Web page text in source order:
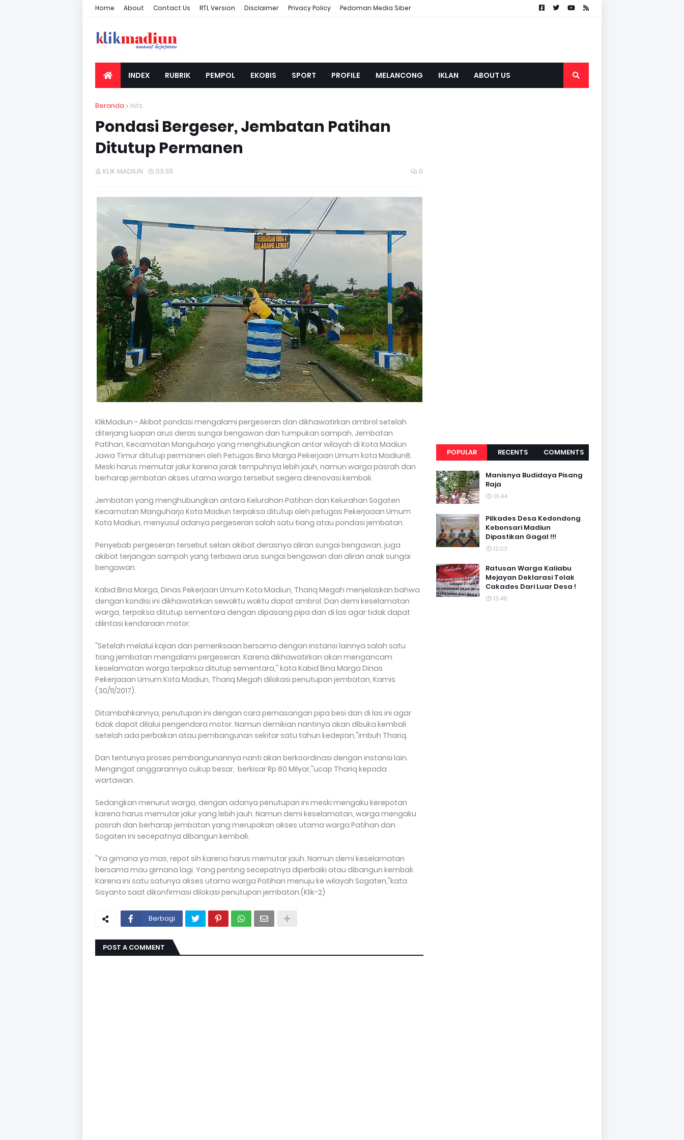
Home About Contact Us RTL Version Disclaimer Privacy Policy Pedoman Media Siber
INDEX RUBRIK PEMPOL EKOBIS SPORT PROFILE MELANCONG IKLAN ABOUT US
Beranda hits
Pondasi Bergeser, Jembatan Patihan
Ditutup Permanen
KLIK MADIUN 03.55 0
KlikMadiun - Akibat pondasi mengalami pergeseran dan dikhawatirkan ambrol setelah
diterjang luapan arus deras sungai bengawan dan tumpukan sampah, Jembatan
Patihan, Kecamatan Manguharjo yang menghubungkan antar wilayah di Kota Madiun
Jawa Timur ditutup permanen oleh Petugas Bina Marga Pekerjaan Umum kota Madiun8.
Meski harus memutar jalur karena jarak tempuhnya lebih jauh, namun warga pasrah dan
berharap jembatan akses utama warga tersebut segera direnovasi kembali.
Jembatan yang menghubungkan antara Kelurahan Patihan dan Kelurahan Sogaten
Kecamatan Manguharjo Kota Madiun terpaksa ditutup oleh petugas Pekerjaaan Umum
Kota Madiun, menyusul adanya pergeseran salah satu tiang atau pondasi jembatan.
Penyebab pergeseran tersebut selain akibat derasnya aliran sungai bengawan, juga
akibat terjangan sampah yang terbawa arus sungai bengawan dari aliran anak sungai
bengawan.
Kabid Bina Marga, Dinas Pekerjaan Umum Kota Madiun, Thariq Megah menjelaskan bahwa
dengan kondisi ini dikhawatirkan sewaktu waktu dapat ambrol. Dan demi keselamatan
warga, terpaksa ditutup sementara dengan dipasang pipa dan di las agar tidak dapat
dilintasi kendaraan motor.
"Setelah melalui kajian dan pemeriksaan bersama dengan instansi lainnya salah satu
tiang jembatan mengalami pergeseran. Karena dikhawatirkan akan mengancam
keselamatan warga terpaksa ditutup sementara," kata Kabid Bina Marga Dinas
Pekerjaaan Umum Kota Madiun, Thariq Megah dilokasi penutupan jembatan, Kamis
(30/11/2017).
Ditambahkannya, penutupan ini dengan cara pemasangan pipa besi dan di las ini agar
tidak dapat dilalui pengendara motor. Namun demikian nantinya akan dibuka kembali
setelah ada perbaikan atau pembangunan sekitar satu tahun kedepan,"imbuh Thariq.
Dan tentunya proses pembangunannya nanti akan berkoordinasi dengan instansi lain.
Mengingat anggarannya cukup besar, berkisar Rp 60 Milyar,"ucap Thariq kepada
wartawan.
Sedangkan menurut warga, dengan adanya penutupan ini meski mengaku kerepotan
karena harus memutar jalur yang lebih jauh. Namun demi keselamatan, warga mengaku
pasrah dan berharap jembatan yang merupakan akses utama warga Patihan dan
Sogaten ini secepatnya dibangun kembali.
"Ya gimana ya mas, repot sih karena harus memutar jauh. Namun demi keselamatan
bersama mau gimana lagi. Yang penting secepatnya diperbaiki atau dibangun kembali.
Karena ini satu satunya akses utama warga Patihan menuju ke wilayah Sogaten,"kata
Sisyanto saat dikonfirmasi dilokasi penutupan jembatan.(Klik-2)
Berbagi
POST A COMMENT
POPULAR RECENTS COMMENTS
Manisnya Budidaya Pisang
Raja
01.44
Pilkades Desa Kedondong
Kebonsari Madiun
Dipastikan Gagal !!!
12.03
Ratusan Warga Kaliabu
Mejayan Deklarasi Tolak
Cakades Dari Luar Desa !
13.49